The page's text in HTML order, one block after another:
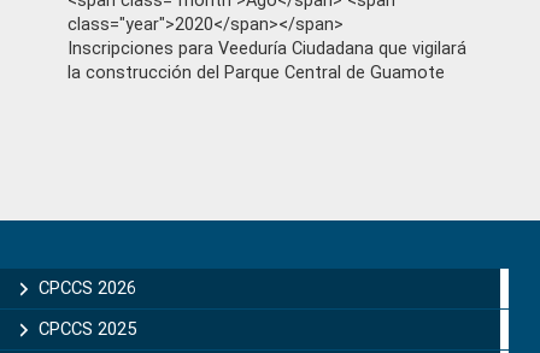
class="year">2020</span></span>
Inscripciones para Veeduría Ciudadana que vigilará
la construcción del Parque Central de Guamote
Sidebar
CPCCS 2026
CPCCS 2025